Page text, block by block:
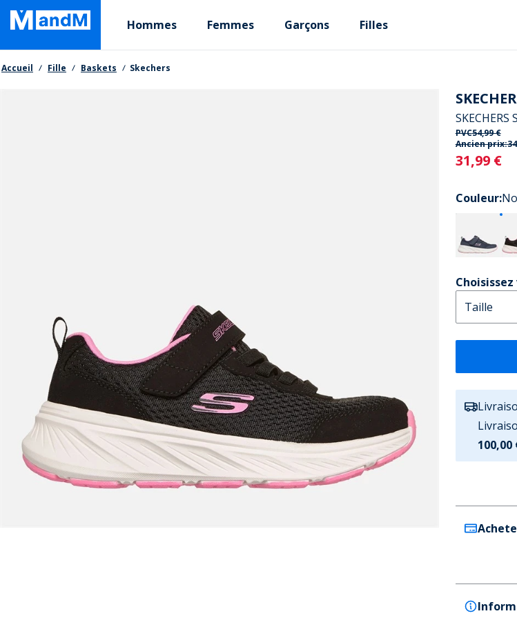
Skip
main
content
Primary departments
Hommes Femmes Garçons Filles
Fil d'Ariane
Accueil Fille Baskets Skechers
PVC54,99 €
Ancien prix:
Current
31,99 €
Couleur:
100,00